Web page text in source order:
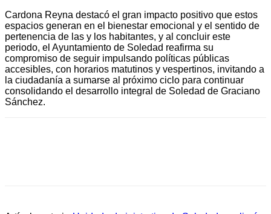
Cardona Reyna destacó el gran impacto positivo que estos
espacios generan en el bienestar emocional y el sentido de
pertenencia de las y los habitantes, y al concluir este
periodo, el Ayuntamiento de Soledad reafirma su
compromiso de seguir impulsando políticas públicas
accesibles, con horarios matutinos y vespertinos, invitando a
la ciudadanía a sumarse al próximo ciclo para continuar
consolidando el desarrollo integral de Soledad de Graciano
Sánchez.